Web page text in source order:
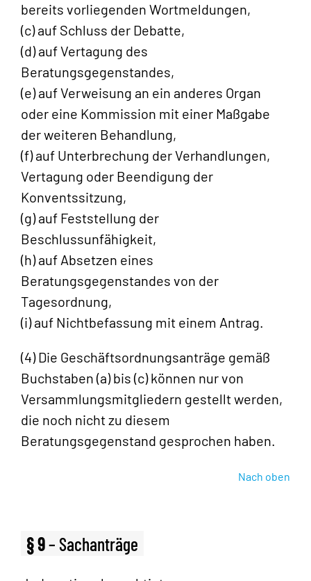
bereits vorliegenden Wortmeldungen,
(c) auf Schluss der Debatte,
(d) auf Vertagung des
Beratungsgegenstandes,
(e) auf Verweisung an ein anderes Organ
oder eine Kommission mit einer Maßgabe
der weiteren Behandlung,
(f) auf Unterbrechung der Verhandlungen,
Vertagung oder Beendigung der
Konventssitzung,
(g) auf Feststellung der
Beschlussunfähigkeit,
(h) auf Absetzen eines
Beratungsgegenstandes von der
Tagesordnung,
(i) auf Nichtbefassung mit einem Antrag.
(4) Die Geschäftsordnungsanträge gemäß
Buchstaben (a) bis (c) können nur von
Versammlungsmitgliedern gestellt werden,
die noch nicht zu diesem
Beratungsgegenstand gesprochen haben.
Nach oben
§ 9– Sachanträge